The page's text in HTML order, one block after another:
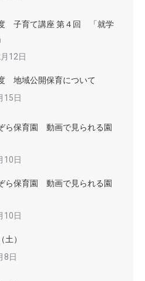
子育て講座 第４回 「就学
12日
地域公開保育について
15日
ら保育園 動画で見られる園
10日
ら保育園 動画で見られる園
10日
土）
8日